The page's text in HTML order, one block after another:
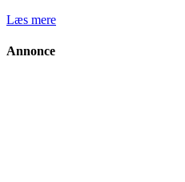
Læs mere
Annonce